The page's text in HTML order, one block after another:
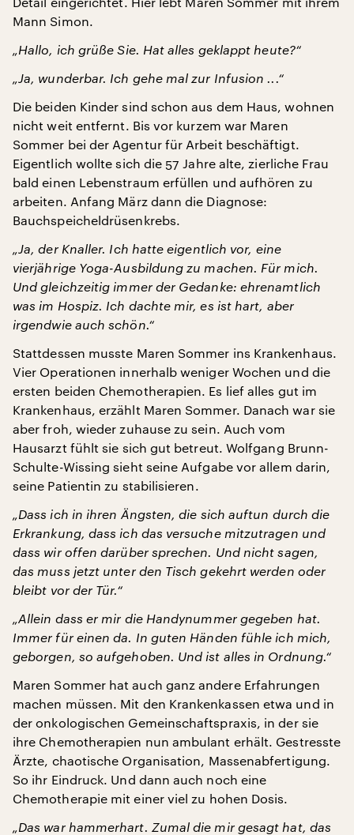
Mann Simon.
„Hallo, ich grüße Sie. Hat alles geklappt heute?“
„Ja, wunderbar. Ich gehe mal zur Infusion ...“
Die beiden Kinder sind schon aus dem Haus, wohnen
nicht weit entfernt. Bis vor kurzem war Maren
Sommer bei der Agentur für Arbeit beschäftigt.
Eigentlich wollte sich die 57 Jahre alte, zierliche Frau
bald einen Lebenstraum erfüllen und aufhören zu
arbeiten. Anfang März dann die Diagnose:
Bauchspeicheldrüsenkrebs.
„Ja, der Knaller. Ich hatte eigentlich vor, eine
vierjährige Yoga-Ausbildung zu machen. Für mich.
Und gleichzeitig immer der Gedanke: ehrenamtlich
was im Hospiz. Ich dachte mir, es ist hart, aber
irgendwie auch schön.“
Stattdessen musste Maren Sommer ins Krankenhaus.
Vier Operationen innerhalb weniger Wochen und die
ersten beiden Chemotherapien. Es lief alles gut im
Krankenhaus, erzählt Maren Sommer. Danach war sie
aber froh, wieder zuhause zu sein. Auch vom
Hausarzt fühlt sie sich gut betreut. Wolfgang Brunn-
Schulte-Wissing sieht seine Aufgabe vor allem darin,
seine Patientin zu stabilisieren.
„Dass ich in ihren Ängsten, die sich auftun durch die
Erkrankung, dass ich das versuche mitzutragen und
dass wir offen darüber sprechen. Und nicht sagen,
das muss jetzt unter den Tisch gekehrt werden oder
bleibt vor der Tür.“
„Allein dass er mir die Handynummer gegeben hat.
Immer für einen da. In guten Händen fühle ich mich,
geborgen, so aufgehoben. Und ist alles in Ordnung.“
Maren Sommer hat auch ganz andere Erfahrungen
machen müssen. Mit den Krankenkassen etwa und in
der onkologischen Gemeinschaftspraxis, in der sie
ihre Chemotherapien nun ambulant erhält. Gestresste
Ärzte, chaotische Organisation, Massenabfertigung.
So ihr Eindruck. Und dann auch noch eine
Chemotherapie mit einer viel zu hohen Dosis.
„Das war hammerhart. Zumal die mir gesagt hat, das